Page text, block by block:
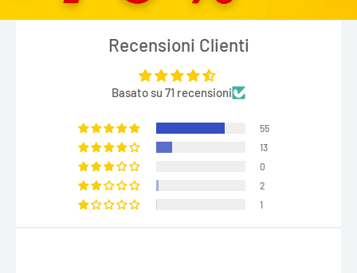
Recensioni Clienti
Basato su 71 recensioni
55
13
0
2
1